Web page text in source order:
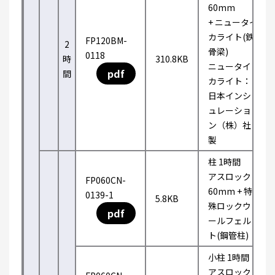
2
時
間
FP120BM-
0118
pdf
310.8KB
60mm
+ ニュータイ
カライト(鉄
骨梁)
ニュータイ
カライト：
日本インシ
ュレーショ
ン（株）社
製
FP060CN-
0139-1
pdf
5.8KB
柱 1時間
アスロック
60mm + 特
殊ロックウ
ールフェル
ト(鋼管柱)
小柱 1時間
アスロック